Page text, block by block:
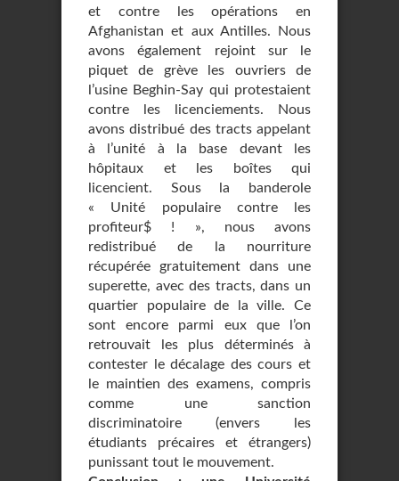
et contre les opérations en
Afghanistan et aux Antilles. Nous
avons également rejoint sur le
piquet de grève les ouvriers de
l’usine Beghin-Say qui protestaient
contre les licenciements. Nous
avons distribué des tracts appelant
à l’unité à la base devant les
hôpitaux et les boîtes qui
licencient. Sous la banderole
« Unité populaire contre les
profiteur$ ! », nous avons
redistribué de la nourriture
récupérée gratuitement dans une
superette, avec des tracts, dans un
quartier populaire de la ville. Ce
sont encore parmi eux que l’on
retrouvait les plus déterminés à
contester le décalage des cours et
le maintien des examens, compris
comme une sanction
discriminatoire (envers les
étudiants précaires et étrangers)
punissant tout le mouvement.